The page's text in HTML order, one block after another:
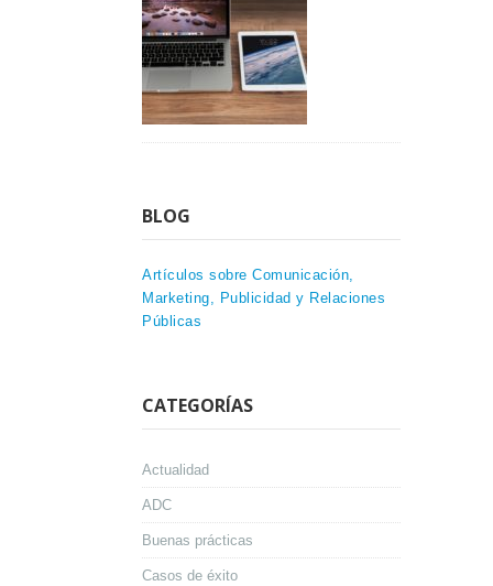
BLOG
Artículos sobre Comunicación,
Marketing, Publicidad y Relaciones
Públicas
CATEGORÍAS
Actualidad
ADC
Buenas prácticas
Casos de éxito